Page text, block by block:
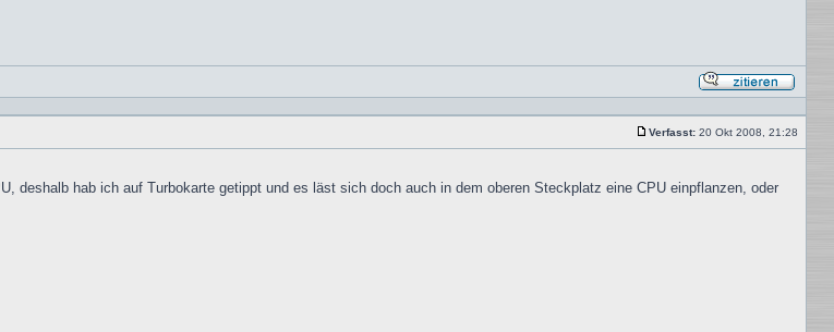
Mit
Verfasst: 20 Okt 2008, 21:28
deshalb hab ich auf Turbokarte getippt und es läst sich doch auch in dem oberen Steckplatz eine CPU einpflanzen, oder